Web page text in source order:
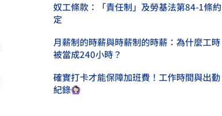
奴工條款：「責任制」及勞基法第84-1條約
定
月薪制的時薪與時薪制的時薪：為什麼工時
被當成240小時？
確實打卡才能保障加班費！工作時間與出勤
紀錄